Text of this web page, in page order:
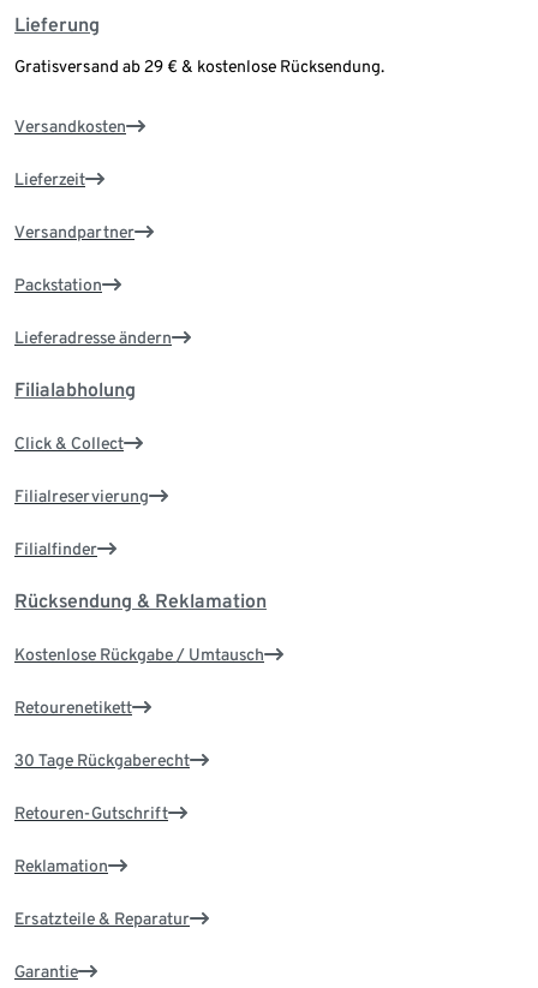
Lieferung
Gratisversand ab 29 € & kostenlose Rücksendung.
Versandkosten
Lieferzeit
Versandpartner
Packstation
Lieferadresse ändern
Filialabholung
Click & Collect
Filialreservierung
Filialfinder
Rücksendung & Reklamation
Kostenlose Rückgabe / Umtausch
Retourenetikett
30 Tage Rückgaberecht
Retouren-Gutschrift
Reklamation
Ersatzteile & Reparatur
Garantie